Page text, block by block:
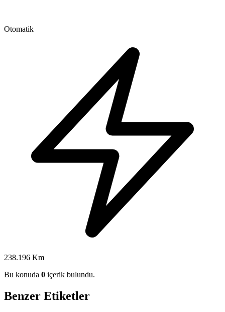
Otomatik
238.196 Km
Bu konuda 0 içerik bulundu.
Benzer Etiketler